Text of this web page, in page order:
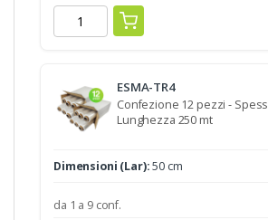
ESMA-TR4
Confezione 12 pezzi -
Lunghezza 250 mt
Dimensioni (Lar):50 cm
da 1 a 9 conf.